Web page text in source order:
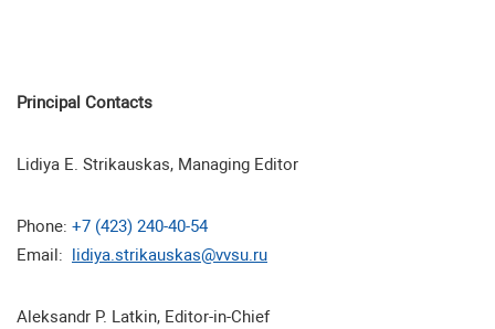
Principal Contacts
Lidiya E. Strikauskas, Managing Editor
Phone: +7 (423) 240-40-54
Email: lidiya.strikauskas@vvsu.ru
Aleksandr P. Latkin, Editor-in-Chief